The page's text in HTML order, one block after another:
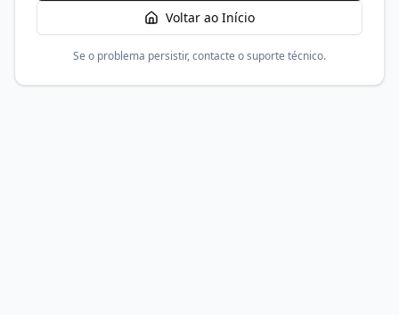
Voltar ao Início
Se o problema persistir, contacte o suporte técnico.